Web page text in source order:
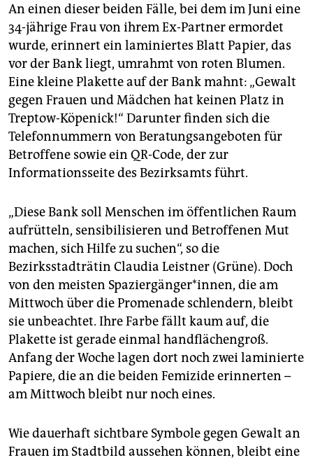
An einen dieser beiden Fälle, bei dem im Juni eine
34-jährige Frau von ihrem Ex-Partner ermordet
wurde, erinnert ein laminiertes Blatt Papier, das
vor der Bank liegt, umrahmt von roten Blumen.
Eine kleine Plakette auf der Bank mahnt: „Gewalt
gegen Frauen und Mädchen hat keinen Platz in
Treptow-Köpenick!“ Darunter finden sich die
Telefonnummern von Beratungsangeboten für
Betroffene sowie ein QR-Code, der zur
Informationsseite des Bezirksamts führt.
„Diese Bank soll Menschen im öffentlichen Raum
aufrütteln, sensibilisieren und Betroffenen Mut
machen, sich Hilfe zu suchen“, so die
Bezirksstadträtin Claudia Leistner (Grüne). Doch
von den meisten Spaziergänger*innen, die am
Mittwoch über die Promenade schlendern, bleibt
sie unbeachtet. Ihre Farbe fällt kaum auf, die
Plakette ist gerade einmal handflächengroß.
Anfang der Woche lagen dort noch zwei laminierte
Papiere, die an die beiden Femizide erinnerten –
am Mittwoch bleibt nur noch eines.
Wie dauerhaft sichtbare Symbole gegen Gewalt an
Frauen im Stadtbild aussehen können, bleibt eine